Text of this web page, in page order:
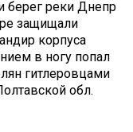
берег реки Днепр
защищали
корпуса
в ногу попал
гитлеровцами
обл.